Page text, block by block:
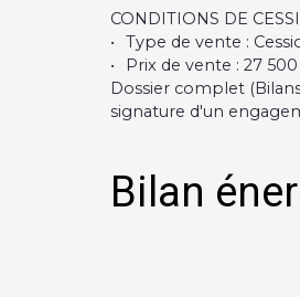
CONDITIONS DE
Type de vente :
Prix de vente : 27
Dossier complet
signature d'un
Bilan